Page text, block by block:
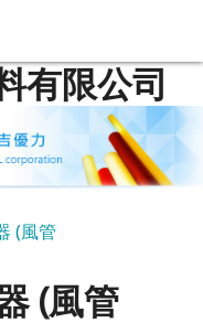
有限公司
(風管
(風管